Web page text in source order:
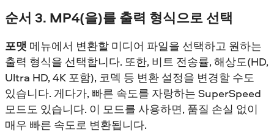
순서 3. MP4(을)를 출력 형식으로 선택
포맷 메뉴에서 변환할 미디어 파일을 선택하고 원하는
출력 형식을 선택합니다. 또한, 비트 전송률, 해상도(HD,
Ultra HD, 4K 포함), 코덱 등 변환 설정을 변경할 수도
있습니다. 게다가, 빠른 속도를 자랑하는 SuperSpeed
모드도 있습니다. 이 모드를 사용하면, 품질 손실 없이
매우 빠른 속도로 변환됩니다.